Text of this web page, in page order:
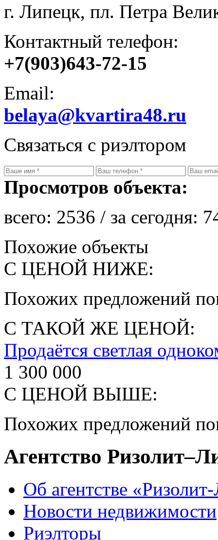
г. Липецк, пл. Петра
Контактный телефон:
+7(903)643-72-15
Email:
belaya@kvartira48.ru
Связаться с риэлтором
Просмотров объекта:
всего: 2536 / за сегодня:
Похожие объекты
С ЦЕНОЙ НИЖЕ:
Похожих предложений
С ТАКОЙ ЖЕ ЦЕНОЙ:
Продаётся светлая
1 300 000
С ЦЕНОЙ ВЫШЕ:
Похожих предложений
Агентство
Об агентстве
Новости недвижимости
Риэлторы